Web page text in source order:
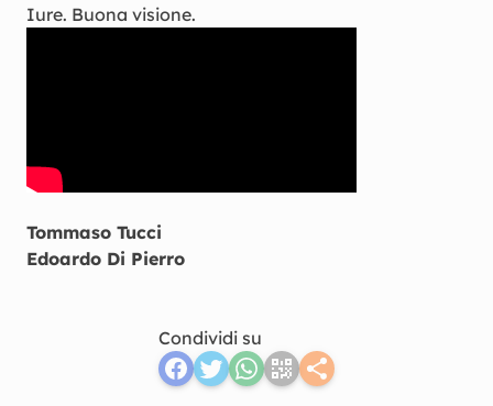
Iure. Buona visione.
Tommaso Tucci
Edoardo Di Pierro
Condividi su